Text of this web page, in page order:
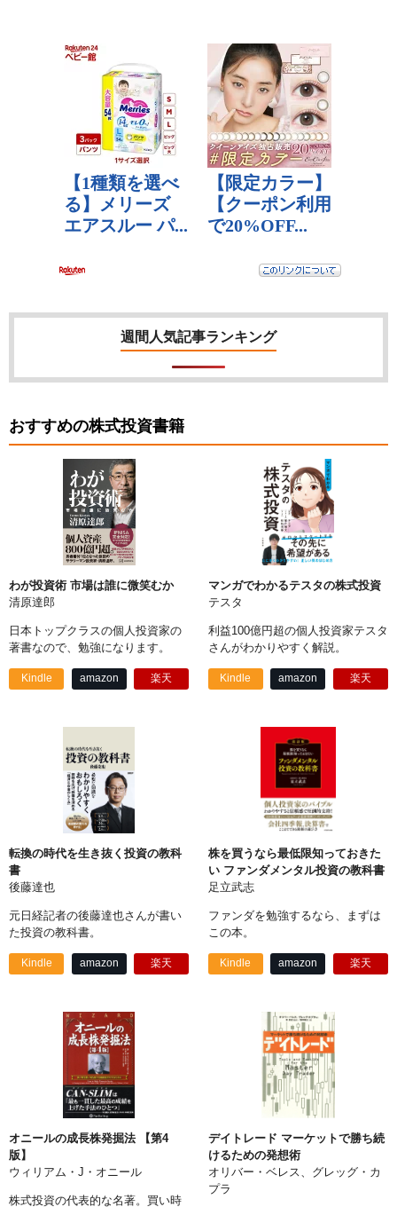
週間人気記事ランキング
おすすめの株式投資書籍
わが投資術 市場は誰に微笑むか
清原達郎
日本トップクラスの個人投資家の
著書なので、勉強になります。
Kindle amazon 楽天
マンガでわかるテスタの株式投資
テスタ
利益100億円超の個人投資家テスタ
さんがわかりやすく解説。
Kindle amazon 楽天
転換の時代を生き抜く投資の教科
書
後藤達也
元日経記者の後藤達也さんが書い
た投資の教科書。
Kindle amazon 楽天
株を買うなら最低限知っておきた
い ファンダメンタル投資の教科書
足立武志
ファンダを勉強するなら、まずは
この本。
Kindle amazon 楽天
オニールの成長株発掘法 【第4
版】
ウィリアム・J・オニール
株式投資の代表的な名著。買い時
デイトレード マーケットで勝ち続
けるための発想術
オリバー・ベレス、グレッグ・カ
プラ